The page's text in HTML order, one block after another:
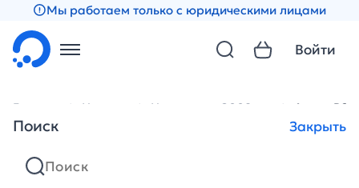
Мы работаем только с юридическими лицами
Поиск Закрыть
Войти
Главная Новости Новости за 2009 год Акция